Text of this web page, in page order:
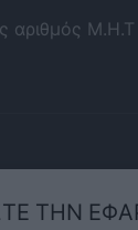
αριθμός
ΤΗΝ